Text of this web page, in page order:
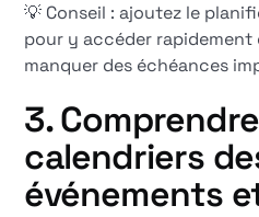
💡 Conseil : ajoutez le
pour y accéder rapidement
manquer des échéances
3.
calendriers
événements